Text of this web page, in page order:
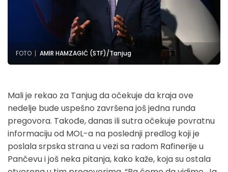
FOTO AMIR HAMZAGIĆ (STF)/Tanjug
Mali je rekao za Tanjug da očekuje da kraja ove
nedelje bude uspešno završena još jedna runda
pregovora. Takođe, danas ili sutra očekuje povratnu
informaciju od MOL-a na poslednji predlog koji je
poslala srpska strana u vezi sa radom Rafinerije u
Pančevu i još neka pitanja, kako kaže, koja su ostala